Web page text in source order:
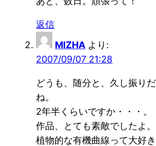
返信
MIZHA より:
2007/09/07 21:28
どうも、随分と、久し振り
ね。
2年半くらいですか・・・。
作品、とても素敵でしたよ。
植物的な有機曲線って大好